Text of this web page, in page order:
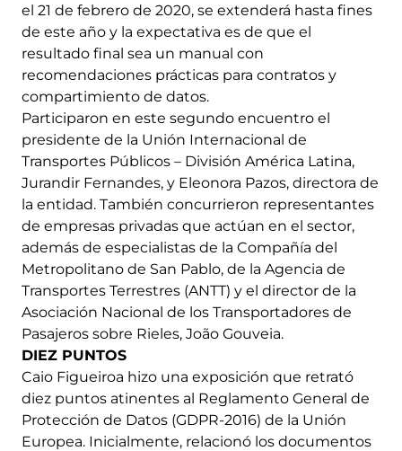
el 21 de febrero de 2020, se extenderá hasta fines
de este año y la expectativa es de que el
resultado final sea un manual con
recomendaciones prácticas para contratos y
compartimiento de datos.
Participaron en este segundo encuentro el
presidente de la Unión Internacional de
Transportes Públicos – División América Latina,
Jurandir Fernandes, y Eleonora Pazos, directora de
la entidad. También concurrieron representantes
de empresas privadas que actúan en el sector,
además de especialistas de la Compañía del
Metropolitano de San Pablo, de la Agencia de
Transportes Terrestres (ANTT) y el director de la
Asociación Nacional de los Transportadores de
Pasajeros sobre Rieles, João Gouveia.
DIEZ PUNTOS
Caio Figueiroa hizo una exposición que retrató
diez puntos atinentes al Reglamento General de
Protección de Datos (GDPR-2016) de la Unión
Europea. Inicialmente, relacionó los documentos